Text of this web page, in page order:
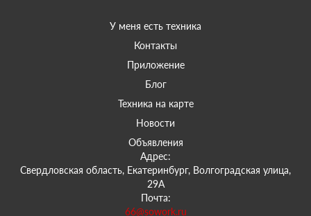
У меня есть техника
Контакты
Приложение
Блог
Техника на карте
Новости
Объявления
Адрес:
Свердловская область, Екатеринбург, Волгоградская улица,
29А
Почта:
66@sowork.ru